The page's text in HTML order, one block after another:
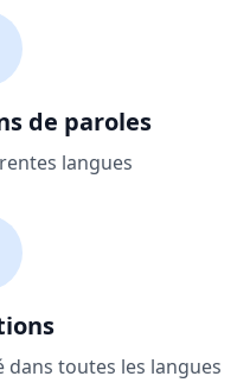
de paroles
langues
toutes les langues